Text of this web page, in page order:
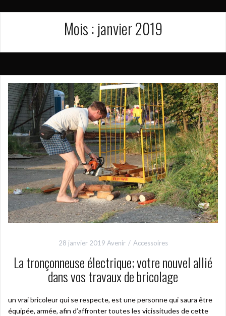
Mois : janvier 2019
28 janvier 2019 Avenir Accessoires
La tronçonneuse électrique; votre nouvel allié
dans vos travaux de bricolage
un vrai bricoleur qui se respecte, est une personne qui saura être
équipée, armée, afin d’affronter toutes les vicissitudes de cette